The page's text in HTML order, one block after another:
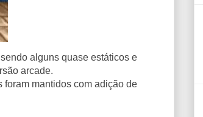
alguns quase estáticos e
arcade.
mantidos com adição de